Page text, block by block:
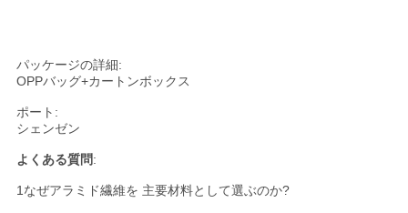
パッケージの詳細:
OPPバッグ+カートンボックス
ポート:
シェンゼン
よくある質問:
1なぜアラミド繊維を 主要材料として選ぶのか?